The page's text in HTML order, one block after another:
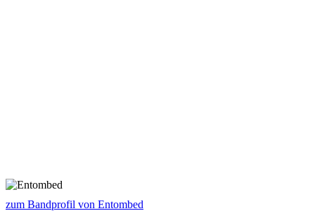
zum Bandprofil von Entombed